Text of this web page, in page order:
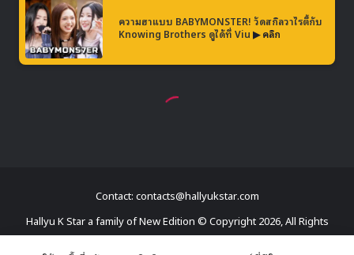
Contact: contacts@hallyukstar.com
Hallyu K Star a family of New Edition © Copyright 2026, All Rights